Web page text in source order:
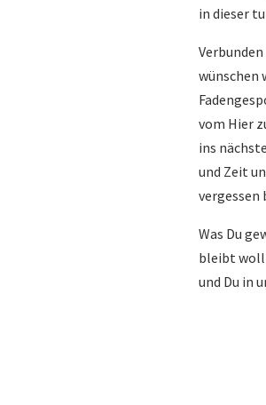
in dieser
wünschen
vom Hier
ins
und Zeit
vergessen
Was Du
bleibt
und Du in